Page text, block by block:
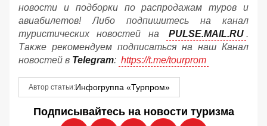
новости и подборки по распродажам туров и
авиабилетов! Либо подпишитесь на канал
туристических новостей на
PULSE.MAIL.RU .
Также рекомендуем подписаться на наш Канал
новостей в Telegram: https://t.me/tourprom
Автор статьи:Инфогруппа «Турпром»
Подписывайтесь на новости туризма